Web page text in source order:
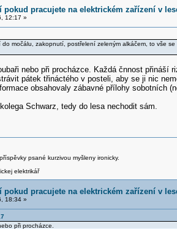
pokud pracujete na elektrickém zařízení v
12:17 »
močálu, zakopnutí, postřelení zeleným alkáčem, to vše
nebo při procházce. Každá čnnost přináší
pátek třináctého v posteli, aby se ji nic
obsahovaly zábavné přílohy sobotních
Schwarz, tedy do lesa nechodit sám.
psané kurzivou myšleny ironicky.
elektrikář
pokud pracujete na elektrickém zařízení v
18:34 »
při procházce.